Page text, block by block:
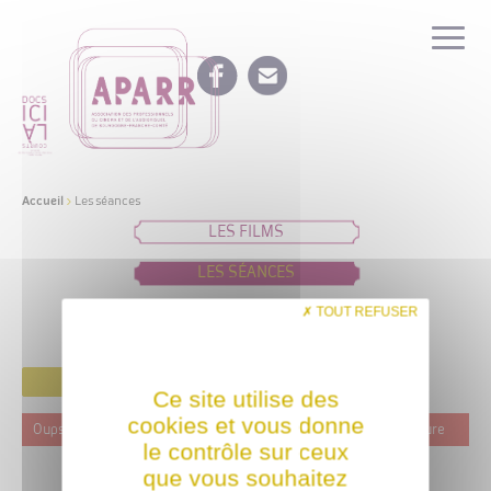
Accueil > Les séances
LES FILMS
LES SÉANCES
IDÉES DE PROGRAMMATION
Oups ! Ce film n'est programmé actuellement dans aucune structure
Ce site utilise des
cookies et vous donne
le contrôle sur ceux
que vous souhaitez
TOUT REFUSER